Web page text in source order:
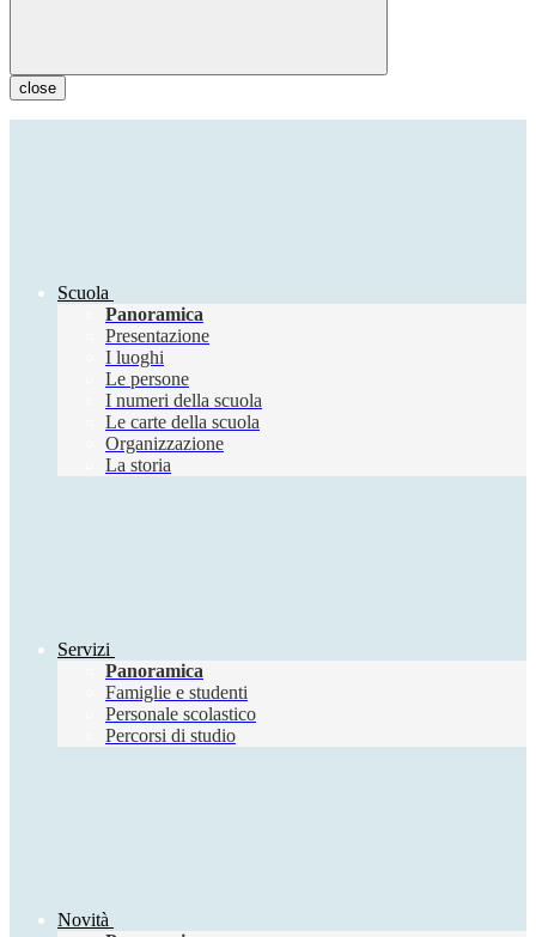
close
Scuola
Panoramica
Presentazione
I luoghi
Le persone
I numeri della scuola
Le carte della scuola
Organizzazione
La storia
Servizi
Panoramica
Famiglie e studenti
Personale scolastico
Percorsi di studio
Novità